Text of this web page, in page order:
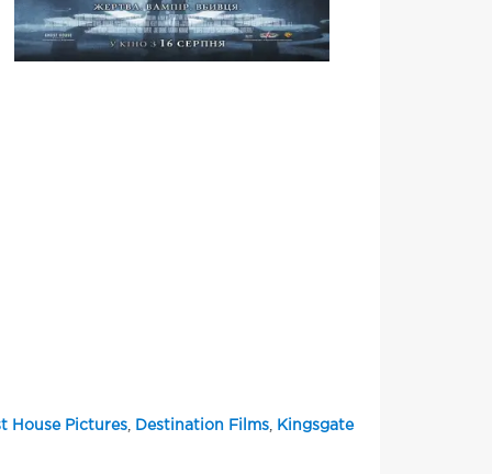
House Pictures, Destination Films,
Kingsgate